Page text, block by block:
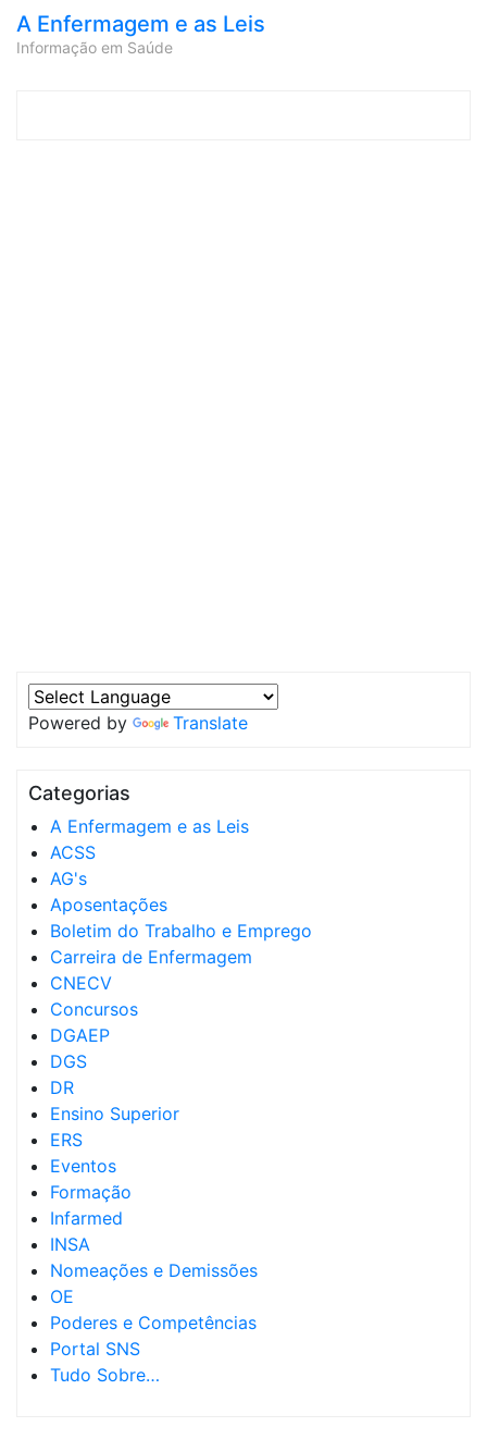
A Enfermagem e as Leis
Informação em Saúde
Powered by Translate
Categorias
A Enfermagem e as Leis
ACSS
AG's
Aposentações
Boletim do Trabalho e Emprego
Carreira de Enfermagem
CNECV
Concursos
DGAEP
DGS
DR
Ensino Superior
ERS
Eventos
Formação
Infarmed
INSA
Nomeações e Demissões
OE
Poderes e Competências
Portal SNS
Tudo Sobre…